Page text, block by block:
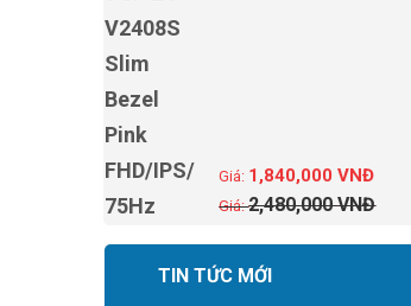
2,480,000VNĐ
1,840,000VNĐ
TIN TỨC MỚI